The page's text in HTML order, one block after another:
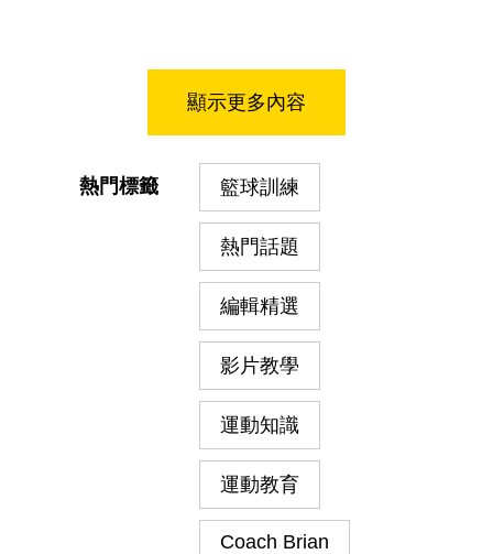
教練黃柏偉EMPOWER 訓練總監
Puresweat 培訓教練Dr1ven 青訓
顯示更多內容
熱門標籤 籃球訓練
熱門話題
編輯精選
影片教學
運動知識
運動教育
Coach Brian